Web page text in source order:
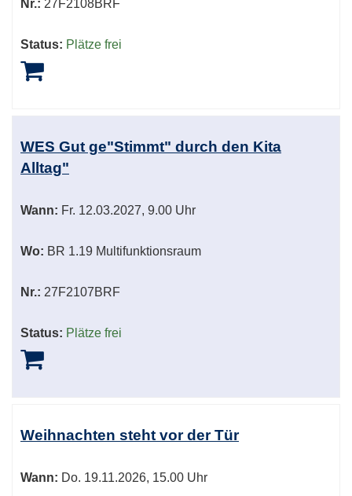
Nr.: 27F2108BRF
Status: Plätze frei
WES Gut ge"Stimmt" durch den Kita
Alltag"
Wann: Fr. 12.03.2027, 9.00 Uhr
Wo: BR 1.19 Multifunktionsraum
Nr.: 27F2107BRF
Status: Plätze frei
Weihnachten steht vor der Tür
Wann: Do. 19.11.2026, 15.00 Uhr